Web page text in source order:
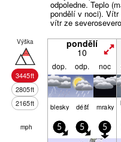
odpoledne. Teplo
pondělí v noci).
vítr ze
Výška
3445ft
2805ft
2165ft
pondělí
10
dop. odp. noc
blesky déšť mraky
mph 5 5 5